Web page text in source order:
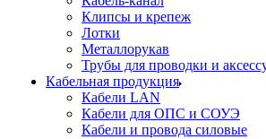
Клипсы и крепеж
Лотки
Металлорукав
Трубы для проводки и
Кабельная продукция
Кабели LAN
Кабели для ОПС и СОУЭ
Кабели и провода силовые